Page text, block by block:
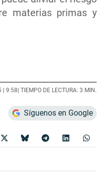
materias primas y
9:58 | TIEMPO DE LECTURA: 3 MIN.
Síguenos en Google